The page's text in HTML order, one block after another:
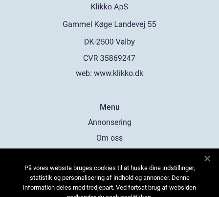
web: www.klikko.dk
Menu
Annonsering
Om oss
Kontakta oss
Sitemap
På vores website bruges cookies til at huske dine indstillinger,
statistik og personalisering af indhold og annoncer. Denne
information deles med tredjepart. Ved fortsat brug af websiden